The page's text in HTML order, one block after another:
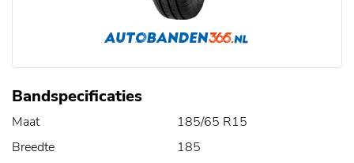
Bandspecificaties
Maat
185/65 R15
Breedte
185